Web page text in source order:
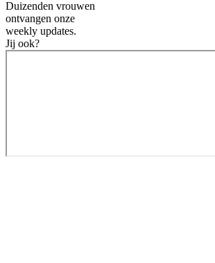
Duizenden vrouwen
ontvangen onze
weekly updates.
Jij ook?